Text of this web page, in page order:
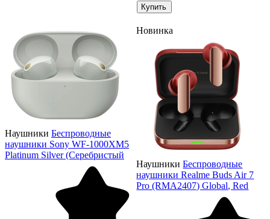
Купить
Наушники Беспроводные
наушники Sony WF-1000XM5
Platinum Silver (Серебристый
Новинка
Наушники Беспроводные
наушники Realme Buds Air 7
Pro (RMA2407) Global, Red